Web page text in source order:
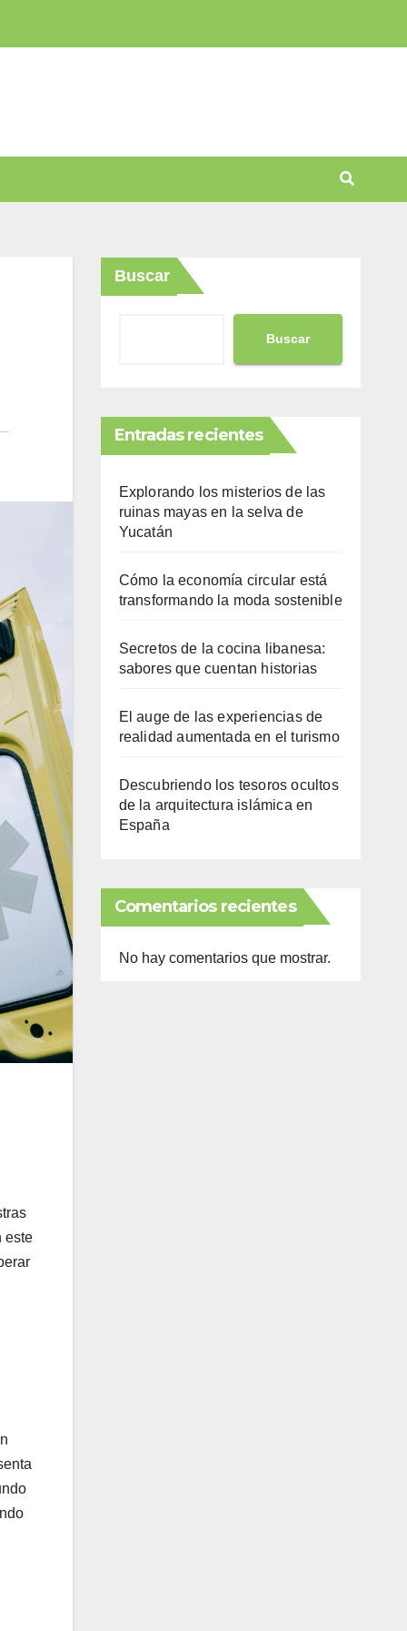
este
Buscar
Buscar
Entradas recientes
Explorando los misterios de las
ruinas mayas en la selva de
Yucatán
Cómo la economía circular está
transformando la moda sostenible
Secretos de la cocina libanesa:
sabores que cuentan historias
El auge de las experiencias de
realidad aumentada en el turismo
Descubriendo los tesoros ocultos
de la arquitectura islámica en
España
Comentarios recientes
No hay comentarios que mostrar.